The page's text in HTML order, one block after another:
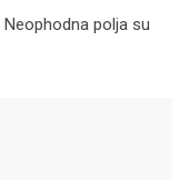
Neophodna polja su